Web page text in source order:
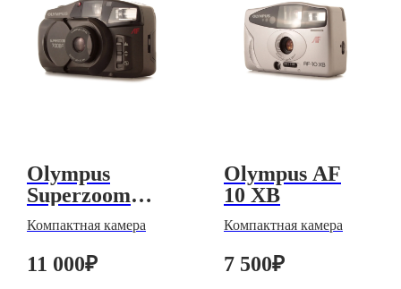
Olympus
Superzoom
700BF
Компактная камера
11 000₽
Olympus AF
10 XB
Компактная камера
7 500₽